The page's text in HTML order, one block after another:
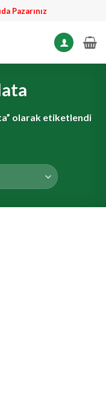
Pazarınız
olarak etiketlendi